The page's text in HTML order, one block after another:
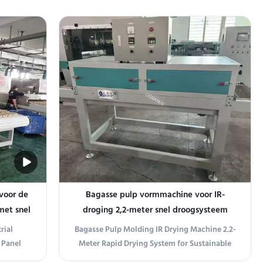
station spin coater is engineered to minimize
photoresist, polyimide, or precursor solution
waste in high-throughput coating lines.
Unlike conventional spin ...
de
snel
drying
Bagasse pulp vormmachine voor IR-
droging 2,2-meter snel droogsysteem
voor duurzame serviesproductie
Bagasse Pulp Molding IR Drying Machine 2.2-
Meter Rapid Drying System for Sustainable
Tableware Production Product Overview This